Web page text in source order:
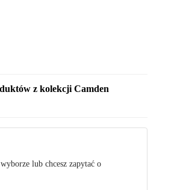
z kolekcji Camden
lub chcesz zapytać o